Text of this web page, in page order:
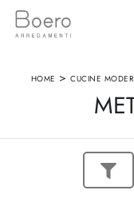
HOME >CUCINE